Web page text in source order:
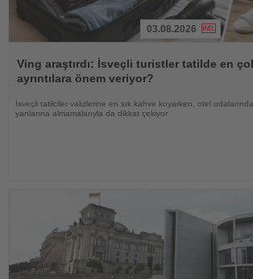
Oku
03.08.2026
Ving araştırdı: İsveçli turistler tatilde en
ayrıntılara önem veriyor?
İsveçli tatilciler valizlerine en sık kahve koyarken, otel
yanlarına almamalarıyla da dikkat çekiyor